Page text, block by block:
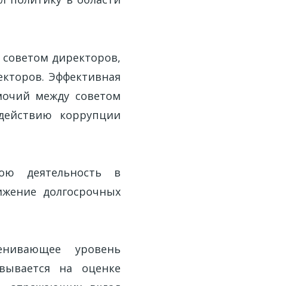
директоров,
Эффективная
между советом
коррупции
деятельность в
долгосрочных
уровень
на оценке